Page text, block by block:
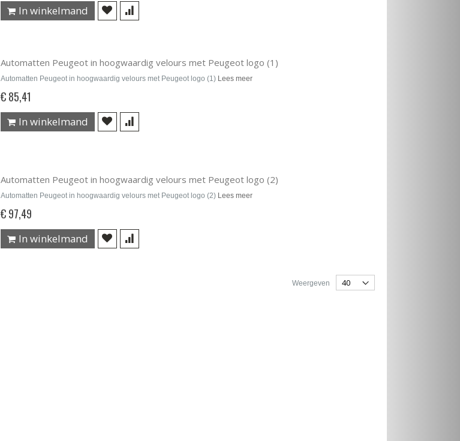
In winkelmand
Automatten Peugeot in hoogwaardig velours met Peugeot logo (1)
Automatten Peugeot in hoogwaardig velours met Peugeot logo (1) Lees meer
€ 85,41
In winkelmand
Automatten Peugeot in hoogwaardig velours met Peugeot logo (2)
Automatten Peugeot in hoogwaardig velours met Peugeot logo (2) Lees meer
€ 97,49
In winkelmand
Weergeven